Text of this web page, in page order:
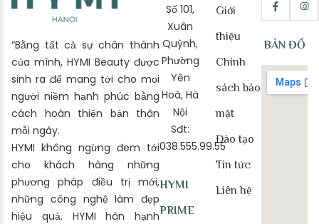
“Bằng tất cả sự chân thành
của mình, HYMI Beauty được
sinh ra để mang tới cho mọi
người niềm hạnh phúc bằng
cách hoàn thiện bản thân
mỗi ngày.
HYMI không ngừng đem tới
cho khách hàng những
phương pháp điều trị mới,
những công nghệ làm đẹp
hiệu quả. HYMI hân hạnh
Số 101,
Xuân
Quỳnh,
Phường
Yên
Hoà, Hà
Nội
Sđt:
038.555.99.55
HYMI
PRIME
Giới
thiệu
Chính
sách bảo
mật
Đào tạo
Tin tức
Liên hệ
BẢN ĐỒ